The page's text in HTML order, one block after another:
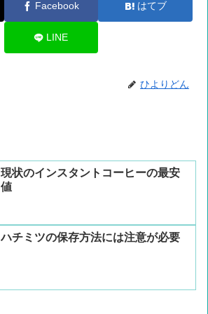
Facebook はてブ
LINE
ひよりどん
現状のインスタントコーヒーの最安
値
ハチミツの保存方法には注意が必要